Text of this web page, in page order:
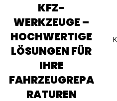
KFZ-
WERKZEUGE –
HOCHWERTIGE
LÖSUNGEN FÜR
IHRE
FAHRZEUGREPA
RATUREN